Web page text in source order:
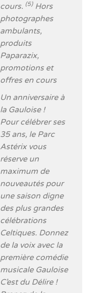
cours. (5)Hors
photographes
ambulants,
produits
Paparazix,
promotions et
offres en cours
Un anniversaire à
la Gauloise !
Pour célébrer ses
35 ans, le Parc
Astérix vous
réserve un
maximum de
nouveautés pour
une saison digne
des plus grandes
célébrations
Celtiques. Donnez
de la voix avec la
première comédie
musicale Gauloise
C’est du Délire !